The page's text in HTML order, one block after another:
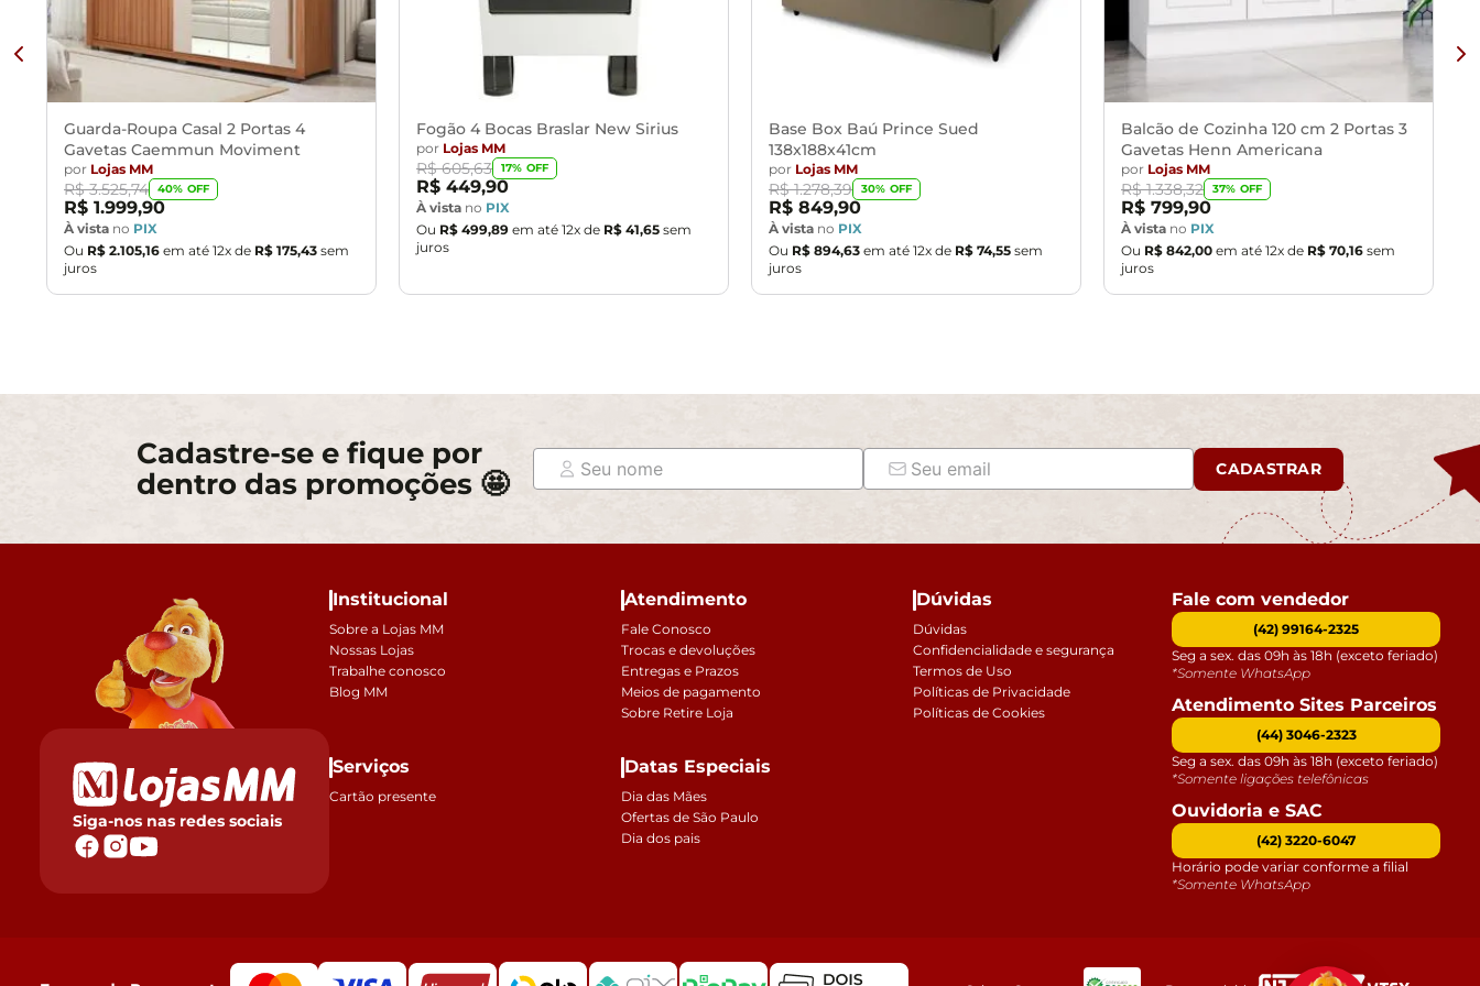
Guarda-Roupa Casal 2 Portas 4
Gavetas Caemmun Moviment
por Lojas MM
R$ 3.525,74 40% OFF
R$ 1.999,90
À vista no PIX
Ou R$ 2.105,16 em até 12x de R$ 175,43 sem
juros
Fogão 4 Bocas Braslar New Sirius
por Lojas MM
R$ 605,63 17% OFF
R$ 449,90
À vista no PIX
Ou R$ 499,89 em até 12x de R$ 41,65 sem
juros
Base Box Baú Prince Sued
138x188x41cm
por Lojas MM
R$ 1.278,39 30% OFF
R$ 849,90
À vista no PIX
Ou R$ 894,63 em até 12x de R$ 74,55 sem
juros
Balcão de Cozinha 120 cm 2 Portas 3
Gavetas Henn Americana
por Lojas MM
R$ 1.338,32 37% OFF
R$ 799,90
À vista no PIX
Ou R$ 842,00 em até 12x de R$ 70,16 sem
juros
Cadastre-se e fique por
dentro das promoções 🤩
CADASTRAR
Siga-nos nas redes sociais
Institucional
Sobre a Lojas MM
Nossas Lojas
Trabalhe conosco
Blog MM
Atendimento
Fale Conosco
Trocas e devoluções
Entregas e Prazos
Meios de pagamento
Sobre Retire Loja
Dúvidas
Dúvidas
Confidencialidade e segurança
Termos de Uso
Políticas de Privacidade
Políticas de Cookies
Serviços
Cartão presente
Datas Especiais
Dia das Mães
Ofertas de São Paulo
Dia dos pais
Fale com vendedor
(42) 99164-2325
Seg a sex. das 09h às 18h (exceto feriado)
*Somente WhatsApp
Atendimento Sites Parceiros
(44) 3046-2323
Seg a sex. das 09h às 18h (exceto feriado)
*Somente ligações telefônicas
Ouvidoria e SAC
(42) 3220-6047
Horário pode variar conforme a filial
*Somente WhatsApp